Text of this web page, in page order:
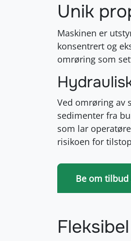
Unik
Maskinen er
konsentrert og
omrøring som
Ved omrøring av
sedimenter fra
som lar
risikoen for
Be om